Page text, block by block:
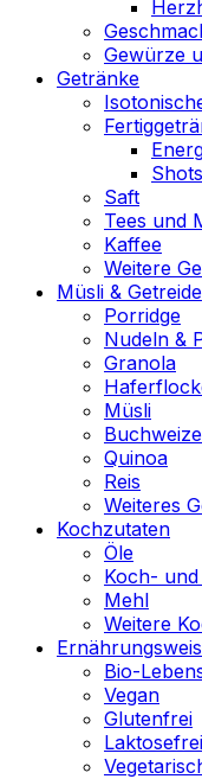
Gewürze
Getränke
Shots
Saft
Tees und
Kaffee
Weitere
Müsli & Getreide
Porridge
Nudeln &
Granola
Müsli
Quinoa
Reis
Weiteres
Kochzutaten
Öle
Koch-
Mehl
Weitere
Bio-
Vegan
Glutenfrei
Laktosefrei